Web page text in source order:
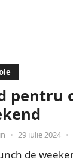
pentru
• 29 iulie 2024 •
de